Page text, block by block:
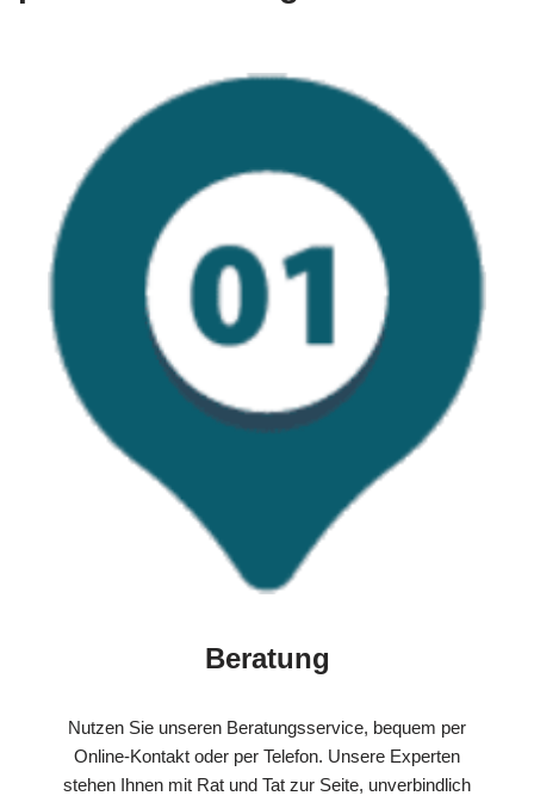
Beratung
Nutzen Sie unseren Beratungsservice, bequem per
Online-Kontakt oder per Telefon. Unsere Experten
stehen Ihnen mit Rat und Tat zur Seite, unverbindlich